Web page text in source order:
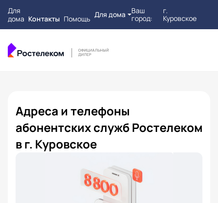
Для
дома Контакты Помощь Для дома
Ваш
город:
г.
Куровское
Адреса и телефоны
абонентских служб Ростелеком
в г. Куровское